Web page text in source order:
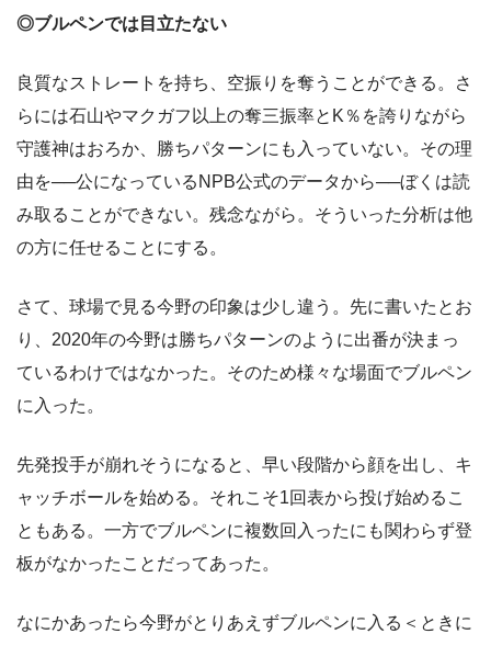
◎ブルペンでは目立たない
良質なストレートを持ち、空振りを奪うことができる。さ
らには石山やマクガフ以上の奪三振率とK％を誇りながら
守護神はおろか、勝ちパターンにも入っていない。その理
由を──公になっているNPB公式のデータから──ぼくは読
み取ることができない。残念ながら。そういった分析は他
の方に任せることにする。
さて、球場で見る今野の印象は少し違う。先に書いたとお
り、2020年の今野は勝ちパターンのように出番が決まっ
ているわけではなかった。そのため様々な場面でブルペン
に入った。
先発投手が崩れそうになると、早い段階から顔を出し、キ
ャッチボールを始める。それこそ1回表から投げ始めるこ
ともある。一方でブルペンに複数回入ったにも関わらず登
板がなかったことだってあった。
なにかあったら今野がとりあえずブルペンに入る＜ときに